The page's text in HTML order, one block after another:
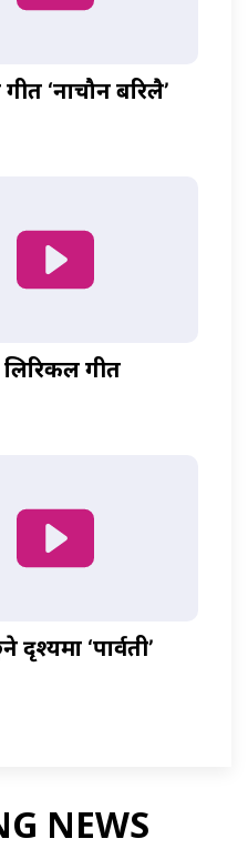
गीत ‘नाचौन बरिलै’
लिरिकल गीत
‘पार्वती’
NEWS